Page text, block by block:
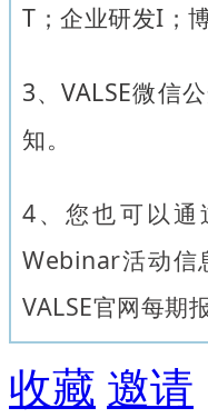
T；企业研发I；
3、VALSE微信
知。
4、您也可以通
Webinar活动信
VALSE官网每期
收藏 邀请